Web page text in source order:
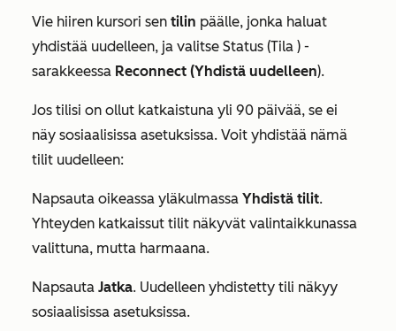
Vie hiiren kursori sen tilin päälle, jonka haluat
yhdistää uudelleen, ja valitse Status (Tila ) -
sarakkeessa Reconnect (Yhdistä uudelleen).
Jos tilisi on ollut katkaistuna yli 90 päivää, se ei
näy sosiaalisissa asetuksissa. Voit yhdistää nämä
tilit uudelleen:
Napsauta oikeassa yläkulmassa Yhdistä tilit.
Yhteyden katkaissut tilit näkyvät valintaikkunassa
valittuna, mutta harmaana.
Napsauta Jatka. Uudelleen yhdistetty tili näkyy
sosiaalisissa asetuksissa.